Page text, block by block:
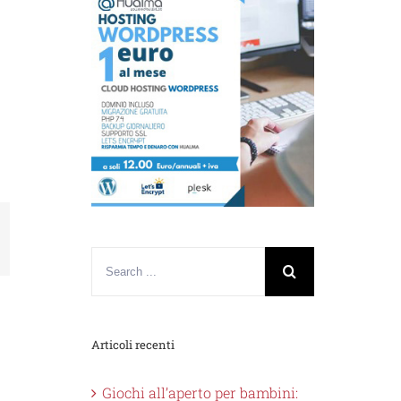
Articoli recenti
Giochi all’aperto per bambini: